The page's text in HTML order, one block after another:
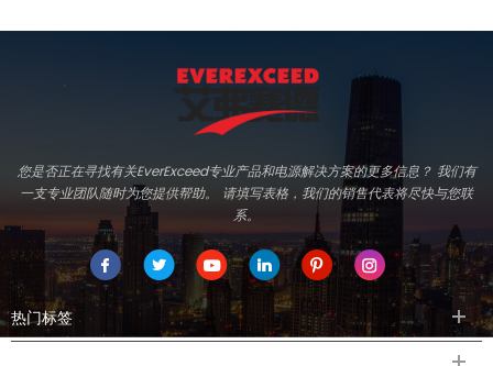
您是否正在寻找有关EverExceed专业产品和电源解决方案的更多信息？ 我们有
一支专业团队随时为您提供帮助。 请填写表格，我们的销售代表将尽快与您联
系。
热门标签